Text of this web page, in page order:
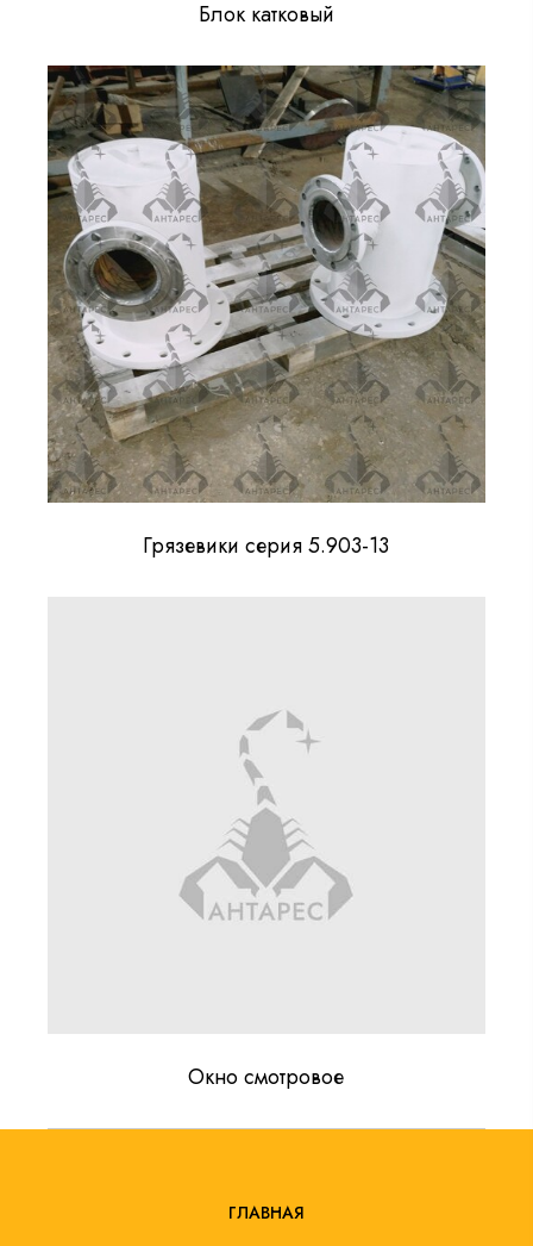
Блок катковый
Грязевики серия 5.903-13
Окно смотровое
ГЛАВНАЯ